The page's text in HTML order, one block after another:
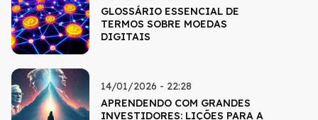
GLOSSÁRIO ESSENCIAL DE
TERMOS SOBRE MOEDAS
DIGITAIS
14/01/2026 - 22:28
APRENDENDO COM GRANDES
INVESTIDORES: LIÇÕES PARA A